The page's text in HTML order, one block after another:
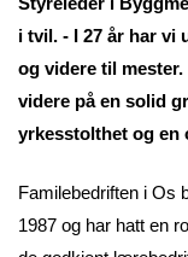
i tvil. - I 27 år har vi
og videre til
videre på en solid
yrkesstolthet og en
Familebedriften i Os
1987 og har hatt en